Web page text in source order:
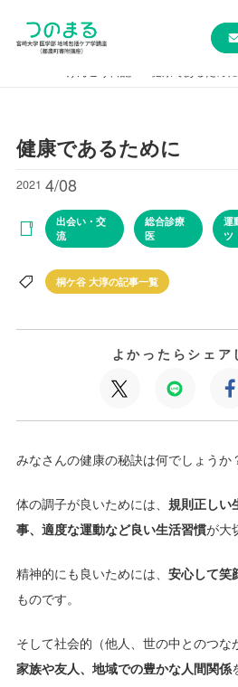
健康であるために
2021 4/08
出会い・交
流
総合診療
医
運
ツ
桐ケ谷 大淳の記事一覧
よかったらシェア
みなさんの健康の秘訣は何でしょうか
体の調子が良いためには、 規則正しい
事、適度な運動など良い生活習慣が大
精神的にも良いためには、 安心して笑
ものです。
そして社会的（他人、世の中とのつな
家族や友人、地域での豊かな人間関係